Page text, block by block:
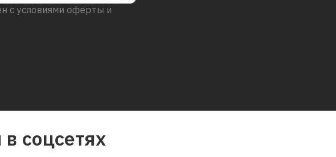
с условиями оферты и
соцсетях